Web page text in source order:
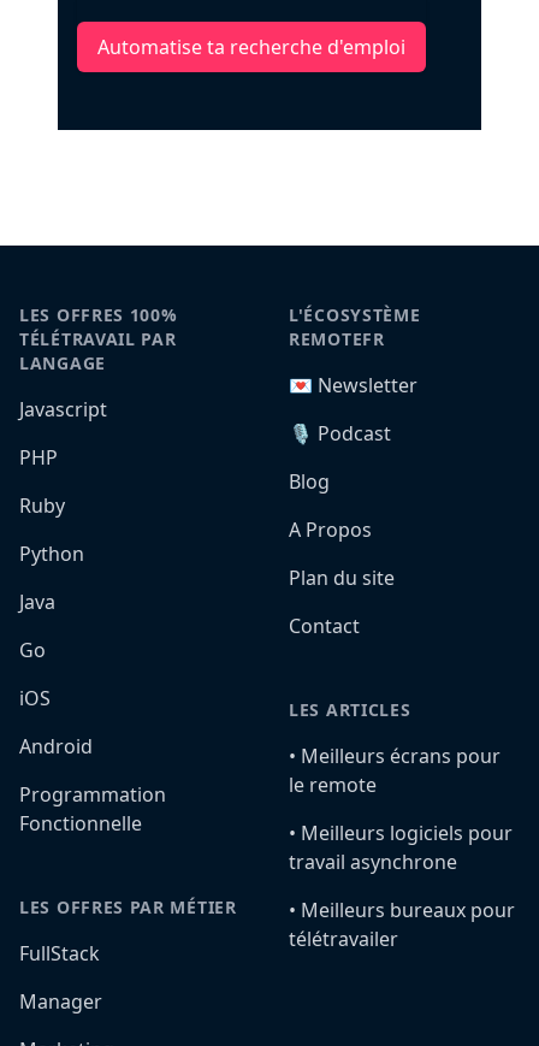
Automatise ta recherche d'emploi
LES OFFRES 100%
TÉLÉTRAVAIL PAR
LANGAGE
Javascript
PHP
Ruby
Python
Java
Go
iOS
Android
Programmation
Fonctionnelle
LES OFFRES PAR MÉTIER
FullStack
Manager
L'ÉCOSYSTÈME
REMOTEFR
💌 Newsletter
🎙️ Podcast
Blog
A Propos
Plan du site
Contact
LES ARTICLES
•️ Meilleurs écrans pour
le remote
•️ Meilleurs logiciels pour
travail asynchrone
•️ Meilleurs bureaux pour
télétravailer